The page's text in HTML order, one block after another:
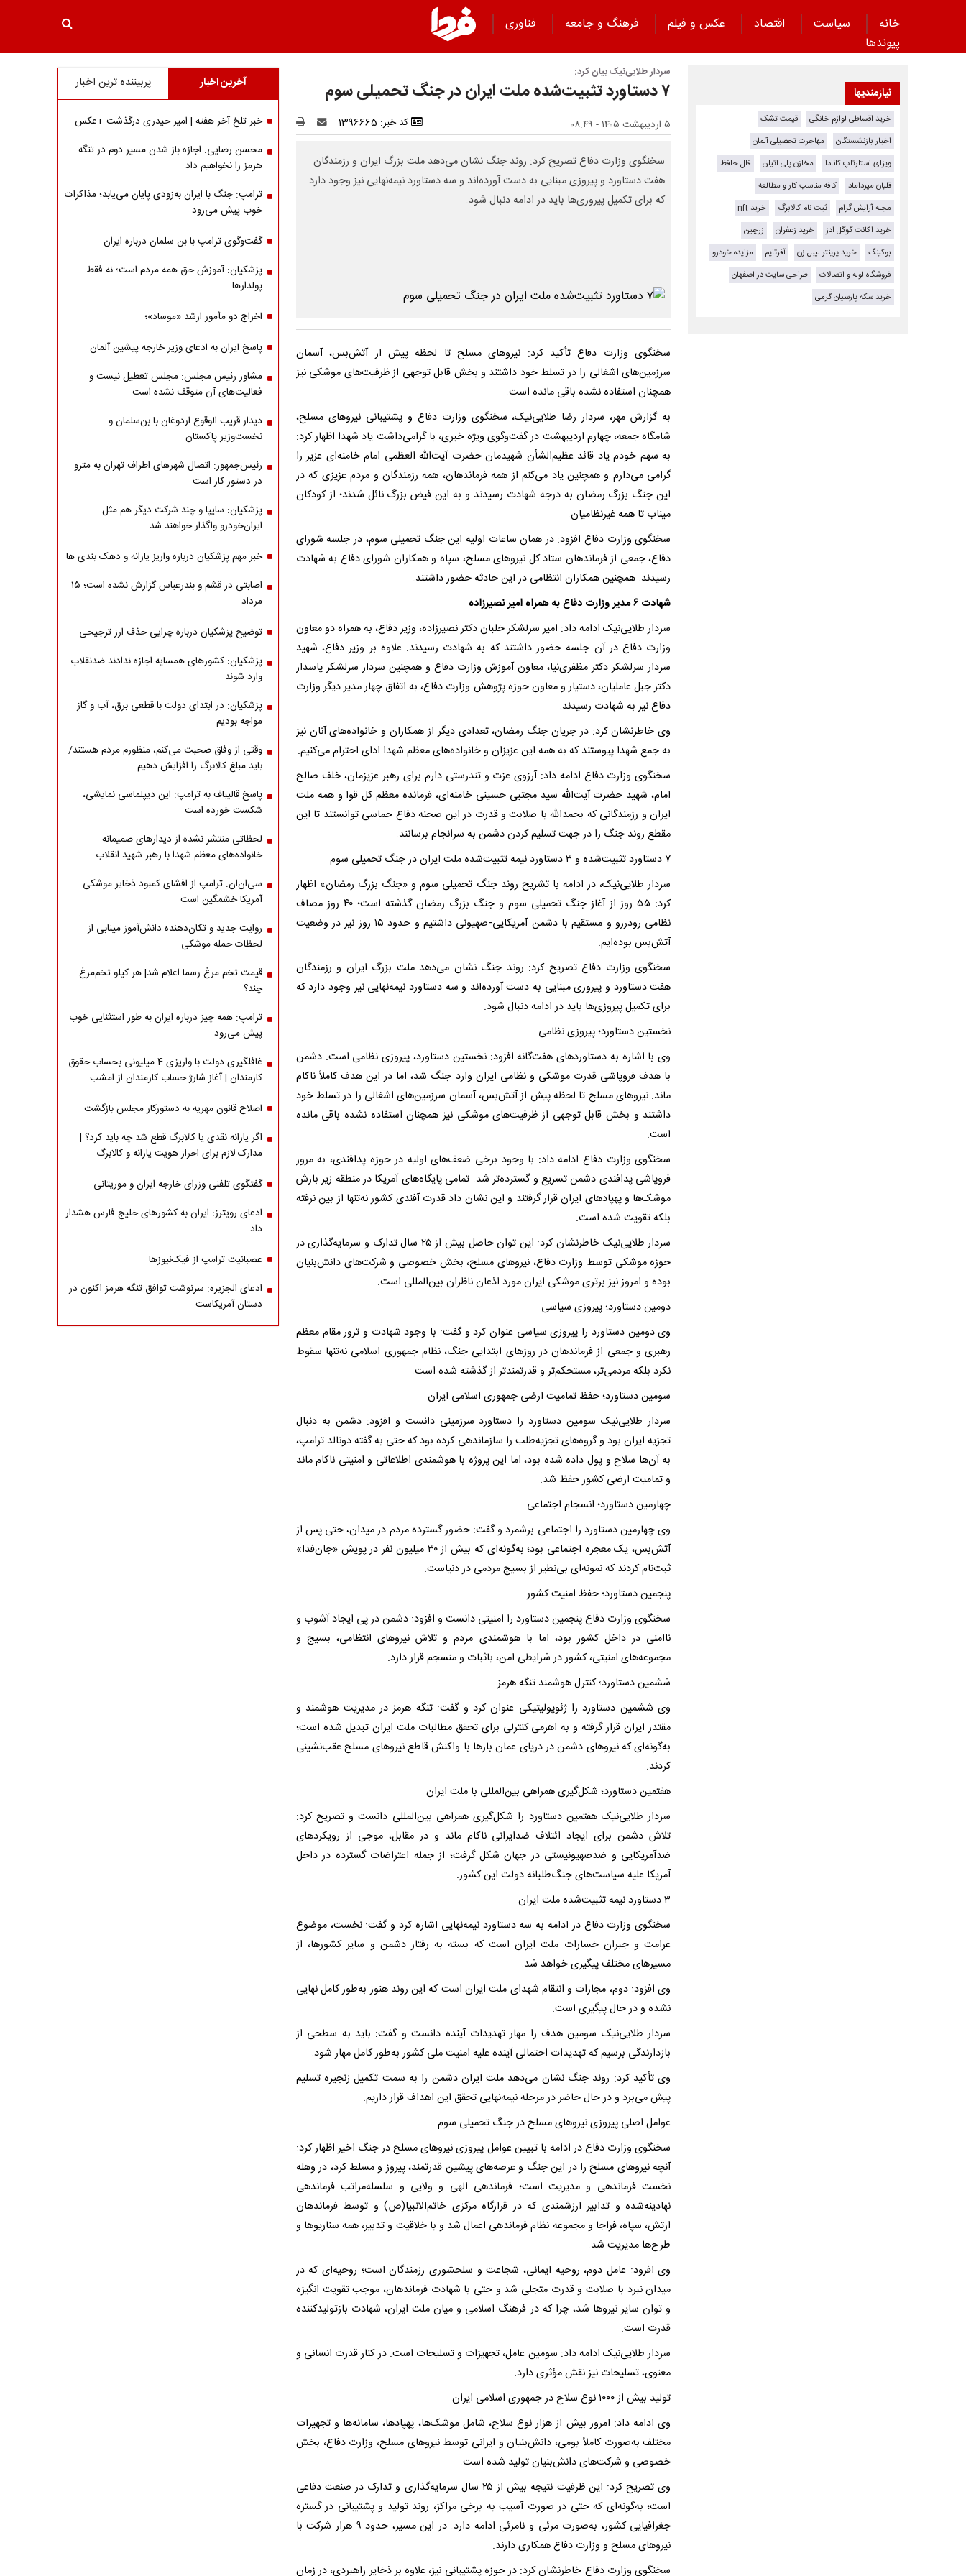
خانه سیاست اقتصاد عکس و فیلم فرهنگ و جامعه
فناوری
پیوند‌ها
سردار طلایی‌نیک بیان کرد:
۷ دستاورد تثبیت‌شده ملت ایران در جنگ تحمیلی سوم
۵ اردیبهشت ۱۴۰۵ - ۰۸:۴۹ کد خبر: 1396665
سخنگوی وزارت دفاع تصریح کرد: روند جنگ نشان می‌دهد ملت بزرگ ایران و رزمندگان
هفت دستاورد و پیروزی مبنایی به دست آورده‌اند و سه دستاورد نیمه‌نهایی نیز وجود دارد
که برای تکمیل پیروزی‌ها باید در ادامه دنبال شود.
سخنگوی وزارت دفاع تأکید کرد: نیروهای مسلح تا لحظه پیش از آتش‌بس، آسمان
سرزمین‌های اشغالی را در تسلط خود داشتند و بخش قابل توجهی از ظرفیت‌های موشکی نیز
همچنان استفاده نشده باقی مانده است.
به گزارش مهر، سردار رضا طلایی‌نیک، سخنگوی وزارت دفاع و پشتیبانی نیروهای مسلح،
شامگاه جمعه، چهارم اردیبهشت‌ در گفت‌وگوی ویژه خبری، با گرامی‌داشت یاد شهدا اظهار کرد:
به سهم خودم یاد قائد عظیم‌الشأن شهیدمان حضرت آیت‌الله العظمی امام خامنه‌ای عزیز را
گرامی می‌دارم و همچنین یاد می‌کنم از همه فرماندهان، همه رزمندگان و مردم عزیزی که در
این جنگ بزرگ رمضان به درجه شهادت رسیدند و به این فیض بزرگ نائل شدند؛ از کودکان
میناب تا همه غیرنظامیان.
سخنگوی وزارت دفاع افزود: در همان ساعات اولیه این جنگ تحمیلی سوم، در جلسه شورای
دفاع، جمعی از فرماندهان ستاد کل نیروهای مسلح، سپاه و همکاران شورای دفاع به شهادت
رسیدند. همچنین همکاران انتظامی در این حادثه حضور داشتند.
شهادت ۶ مدیر وزارت دفاع به همراه امیر نصیرزاده
سردار طلایی‌نیک ادامه داد: امیر سرلشکر خلبان دکتر نصیرزاده، وزیر دفاع، به همراه دو معاون
وزارت دفاع در آن جلسه حضور داشتند که به شهادت رسیدند. علاوه بر وزیر دفاع، شهید
سردار سرلشکر دکتر مظفری‌نیا، معاون آموزش وزارت دفاع و همچنین سردار سرلشکر پاسدار
دکتر جبل عاملیان، دستیار و معاون حوزه پژوهش وزارت دفاع، به اتفاق چهار مدیر دیگر وزارت
دفاع نیز به شهادت رسیدند.
وی خاطرنشان کرد: در جریان جنگ رمضان، تعدادی دیگر از همکاران و خانواده‌های آنان نیز
به جمع شهدا پیوستند که به همه این عزیزان و خانواده‌های معظم شهدا ادای احترام می‌کنیم.
سخنگوی وزارت دفاع ادامه داد: آرزوی عزت و تندرستی دارم برای رهبر عزیزمان، خلف صالح
امام، شهید حضرت آیت‌الله سید مجتبی حسینی خامنه‌ای، فرمانده معظم کل قوا و همه ملت
ایران و رزمندگانی که بحمدالله با صلابت و قدرت در این صحنه دفاع حماسی توانستند تا این
مقطع روند جنگ را در جهت تسلیم کردن دشمن به سرانجام برسانند.
۷ دستاورد تثبیت‌شده و ۳ دستاورد نیمه‌ تثبیت‌شده‌ ملت ایران در جنگ تحمیلی سوم
سردار طلایی‌نیک، در ادامه با تشریح روند جنگ تحمیلی سوم و «جنگ بزرگ رمضان» اظهار
کرد: ۵۵ روز از آغاز جنگ تحمیلی سوم و جنگ بزرگ رمضان گذشته است؛ ۴۰ روز مصاف
نظامی رودررو و مستقیم با دشمن آمریکایی-صهیونی داشتیم و حدود ۱۵ روز نیز در وضعیت
آتش‌بس بوده‌ایم.
سخنگوی وزارت دفاع تصریح کرد: روند جنگ نشان می‌دهد ملت بزرگ ایران و رزمندگان
هفت دستاورد و پیروزی مبنایی به دست آورده‌اند و سه دستاورد نیمه‌نهایی نیز وجود دارد که
برای تکمیل پیروزی‌ها باید در ادامه دنبال شود.
نخستین دستاورد؛ پیروزی نظامی
وی با اشاره به دستاوردهای هفت‌گانه افزود: نخستین دستاورد، پیروزی نظامی است. دشمن
با هدف فروپاشی قدرت موشکی و نظامی ایران وارد جنگ شد، اما در این هدف کاملاً ناکام
ماند. نیروهای مسلح تا لحظه پیش از آتش‌بس، آسمان سرزمین‌های اشغالی را در تسلط خود
داشتند و بخش قابل توجهی از ظرفیت‌های موشکی نیز همچنان استفاده نشده باقی مانده
است.
سخنگوی وزارت دفاع ادامه داد: با وجود برخی ضعف‌های اولیه در حوزه پدافندی، به مرور
فروپاشی پدافندی دشمن تسریع و گسترده‌تر شد. تمامی پایگاه‌های آمریکا در منطقه زیر بارش
موشک‌ها و پهپادهای ایران قرار گرفتند و این نشان داد قدرت آفندی کشور نه‌تنها از بین نرفته
بلکه تقویت شده است.
سردار طلایی‌نیک خاطرنشان کرد: این توان حاصل بیش از ۲۵ سال تدارک و سرمایه‌گذاری در
حوزه موشکی توسط وزارت دفاع، نیروهای مسلح، بخش خصوصی و شرکت‌های دانش‌بنیان
بوده و امروز نیز برتری موشکی ایران مورد اذعان ناظران بین‌المللی است.
دومین دستاورد؛ پیروزی سیاسی
وی دومین دستاورد را پیروزی سیاسی عنوان کرد و گفت: با وجود شهادت و ترور مقام معظم
رهبری و جمعی از فرماندهان در روزهای ابتدایی جنگ، نظام جمهوری اسلامی نه‌تنها سقوط
نکرد بلکه مردمی‌تر، مستحکم‌تر و قدرتمندتر از گذشته شده است.
سومین دستاورد؛ حفظ تمامیت ارضی جمهوری اسلامی ایران
سردار طلایی‌نیک سومین دستاورد را دستاورد سرزمینی دانست و افزود: دشمن به دنبال
تجزیه ایران بود و گروه‌های تجزیه‌طلب را سازماندهی کرده بود که حتی به گفته دونالد ترامپ،
به آن‌ها سلاح و پول داده شده بود، اما این پروژه با هوشمندی اطلاعاتی و امنیتی ناکام ماند
و تمامیت ارضی کشور حفظ شد.
چهارمین دستاورد؛ انسجام اجتماعی
وی چهارمین دستاورد را اجتماعی برشمرد و گفت: حضور گسترده مردم در میدان، حتی پس از
آتش‌بس، یک معجزه اجتماعی بود؛ به‌گونه‌ای که بیش از ۳۰ میلیون نفر در پویش «جان‌فدا»
ثبت‌نام کردند که نمونه‌ای بی‌نظیر از بسیج مردمی در دنیاست.
پنجمین دستاورد؛ حفظ امنیت کشور
سخنگوی وزارت دفاع پنجمین دستاورد را امنیتی دانست و افزود: دشمن در پی ایجاد آشوب و
ناامنی در داخل کشور بود، اما با هوشمندی مردم و تلاش نیروهای انتظامی، بسیج و
مجموعه‌های امنیتی، کشور در شرایطی امن، باثبات و منسجم قرار دارد.
ششمین دستاورد؛ کنترل هوشمند تنگه هرمز
وی ششمین دستاورد را ژئوپولیتیکی عنوان کرد و گفت: تنگه هرمز در مدیریت هوشمند و
مقتدر ایران قرار گرفته و به اهرمی کنترلی برای تحقق مطالبات ملت ایران تبدیل شده است؛
به‌گونه‌ای که نیروهای دشمن در دریای عمان بارها با واکنش قاطع نیروهای مسلح عقب‌نشینی
کردند.
هفتمین دستاورد؛ شکل‌گیری همراهی بین‌المللی با ملت ایران
سردار طلایی‌نیک هفتمین دستاورد را شکل‌گیری همراهی بین‌المللی دانست و تصریح کرد:
تلاش دشمن برای ایجاد ائتلاف ضدایرانی ناکام ماند و در مقابل، موجی از رویکردهای
ضدآمریکایی و ضدصهیونیستی در جهان شکل گرفت؛ از جمله اعتراضات گسترده در داخل
آمریکا علیه سیاست‌های جنگ‌طلبانه دولت این کشور.
۳ دستاورد نیمه‌ تثبیت‌شده‌ ملت ایران
سخنگوی وزارت دفاع در ادامه به سه دستاورد نیمه‌نهایی اشاره کرد و گفت: نخست، موضوع
غرامت و جبران خسارات ملت ایران است که بسته به رفتار دشمن و سایر کشورها، از
مسیرهای مختلف پیگیری خواهد شد.
وی افزود: دوم، مجازات و انتقام شهدای ملت ایران است که این روند هنوز به‌طور کامل نهایی
نشده و در حال پیگیری است.
سردار طلایی‌نیک سومین هدف را مهار تهدیدات آینده دانست و گفت: باید به سطحی از
بازدارندگی برسیم که تهدیدات احتمالی آینده علیه امنیت ملی کشور به‌طور کامل مهار شود.
وی تأکید کرد: روند جنگ نشان می‌دهد ملت ایران دشمن را به سمت تکمیل زنجیره تسلیم
پیش می‌برد و در حال حاضر در مرحله نیمه‌نهایی تحقق این اهداف قرار داریم.
عوامل اصلی پیروزی نیروهای مسلح در جنگ تحمیلی سوم
سخنگوی وزارت دفاع در ادامه با تبیین عوامل پیروزی نیروهای مسلح در جنگ اخیر اظهار کرد:
آنچه نیروهای مسلح را در این جنگ و عرصه‌های پیشین قدرتمند، پیروز و مسلط کرد، در وهله
نخست فرماندهی و مدیریت است؛ فرماندهی الهی و ولایی و سلسله‌مراتب فرماندهی
نهادینه‌شده و تدابیر ارزشمندی که در قرارگاه مرکزی خاتم‌الانبیا(ص) و توسط فرماندهان
ارتش، سپاه، فراجا و مجموعه نظام فرماندهی اعمال شد و با خلاقیت و تدبیر، همه سناریوها و
طرح‌ها مدیریت شد.
وی افزود: عامل دوم، روحیه ایمانی، شجاعت و سلحشوری رزمندگان است؛ روحیه‌ای که در
میدان نبرد با صلابت و قدرت متجلی شد و حتی با شهادت فرماندهان، موجب تقویت انگیزه
و توان سایر نیروها شد، چرا که در فرهنگ اسلامی و میان ملت ایران، شهادت بازتولیدکننده
قدرت است.
سردار طلایی‌نیک ادامه داد: سومین عامل، تجهیزات و تسلیحات است. در کنار قدرت انسانی و
معنوی، تسلیحات نیز نقش مؤثری دارد.
تولید بیش از ۱۰۰۰ نوع سلاح در جمهوری اسلامی ایران
وی ادامه داد: امروز بیش از هزار نوع سلاح، شامل موشک‌ها، پهپادها، سامانه‌ها و تجهیزات
مختلف به‌صورت کاملاً بومی، دانش‌بنیان و ایرانی توسط نیروهای مسلح، وزارت دفاع، بخش
خصوصی و شرکت‌های دانش‌بنیان تولید شده است.
وی تصریح کرد: این ظرفیت نتیجه بیش از ۲۵ سال سرمایه‌گذاری و تدارک در صنعت دفاعی
است؛ به‌گونه‌ای که حتی در صورت آسیب به برخی مراکز، روند تولید و پشتیبانی در گستره
جغرافیایی کشور، به‌صورت مرئی و نامرئی ادامه دارد. در این مسیر، حدود ۹ هزار شرکت با
نیروهای مسلح و وزارت دفاع همکاری دارند.
سخنگوی وزارت دفاع خاطرنشان کرد: در حوزه پشتیبانی نیز، علاوه بر ذخایر راهبردی، در زمان
نیازمندیها
خرید اقساطی لوازم خانگی
قیمت تشک
اخبار بازنشستگان
مهاجرت تحصیلی آلمان
ویزای استارتاپ کانادا
مخازن پلی اتیلن
فال حافظ
قلیان میرداماد
کافه مناسب کار و مطالعه
مجله آرایش گرام
ثبت نام کالابرگ
خرید nft
خرید اکانت گوگل ادز
خرید زعفران
زرچین
بوکینگ
خرید پرینتر لیبل زن آفرتایم
مزایده خودرو
فروشگاه لوله و اتصالات
طراحی سایت در اصفهان
خرید سکه پارسیان گرمی
آخرین اخبار پربیننده ترین اخبار
خبر تلخ آخر هفته | امیر حیدری درگذشت +عکس
محسن رضایی: اجازه باز شدن مسیر دوم در تنگه
هرمز را نخواهیم داد
ترامپ: جنگ با ایران به‌زودی پایان می‌یابد؛ مذاکرات
خوب پیش می‌رود
گفت‌وگوی ترامپ با بن سلمان درباره ایران
پزشکیان: آموزش حق همه مردم است؛ نه فقط
پولدارها
اخراج دو مأمور ارشد «موساد»؛
پاسخ ایران به ادعای وزیر خارجه پیشین آلمان
مشاور رئیس مجلس: مجلس تعطیل نیست و
فعالیت‌های آن متوقف نشده است
دیدار قریب الوقوع اردوغان با بن‌سلمان و
نخست‌وزیر پاکستان
رئیس‌جمهور: اتصال شهرهای اطراف تهران به مترو
در دستور کار است
پزشکیان: سایپا و چند شرکت دیگر هم مثل
ایران‌خودرو واگذار خواهند شد
خبر مهم پزشکیان درباره واریز یارانه و دهک بندی ها
اصابتی در قشم و بندرعباس گزارش نشده است؛ ۱۵
مرداد
توضیح پزشکیان درباره چرایی حذف ارز ترجیحی
پزشکیان: کشورهای همسایه اجازه ندادند ضدنقلاب
وارد شوند
پزشکیان: در ابتدای دولت با قطعی برق، آب و گاز
مواجه بودیم
وقتی از وفاق صحبت می‌کنم، منظورم مردم هستند/
باید مبلغ کالابرگ را افزایش دهیم
پاسخ قالیباف به ترامپ: این دیپلماسی نمایشی،
شکست خورده است
لحظاتی منتشر نشده از دیدارهای صمیمانه
خانواده‌های معظم شهدا با رهبر شهید انقلاب
سی‌ان‌ان: ترامپ از افشای کمبود ذخایر موشکی
آمریکا خشمگین است
روایت جدید و تکان‌دهنده دانش‌آموز مینابی از
لحظات حمله موشکی
قیمت تخم مرغ رسما اعلام شد| هر کیلو تخم‌مرغ
چند؟
ترامپ: همه چیز درباره ایران به طور استثنایی خوب
پیش می‌رود
غافلگیری دولت با واریزی 4 میلیونی بحساب حقوق
کارمندان | آغاز شارژ حساب کارمندان از امشب
اصلاح قانون مهریه به دستورکار مجلس بازگشت
اگر یارانه نقدی یا کالابرگ قطع شد چه باید کرد؟ |
مدارک لازم برای احراز هویت یارانه و کالابرگ
گفتگوی تلفنی وزرای خارجه ایران و موریتانی
ادعای رویترز: ایران به کشورهای خلیج فارس هشدار
داد
عصبانیت ترامپ از فیک‌نیوزها
ادعای الجزیره: سرنوشت توافق تنگه هرمز اکنون در
دستان آمریکاست